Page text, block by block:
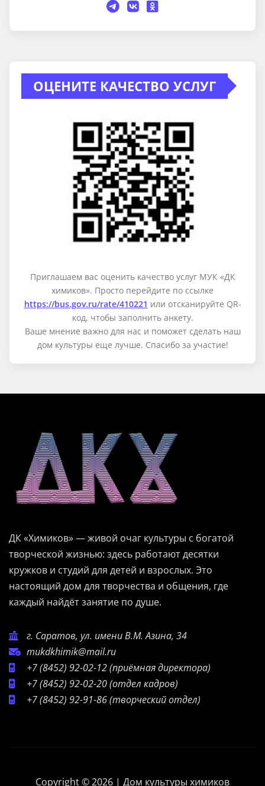
ОЦЕНИТЕ КАЧЕСТВО УСЛУГ
Приглашаем вас оценить качество услуг МУК «ДК
химиков». Просто перейдите по ссылке
https://bus.gov.ru/rate/410221 или отсканируйте QR-
код, чтобы заполнить анкету.
Ваше мнение важно для нас и поможет сделать наш
дом культуры еще лучше. Спасибо за участие!
ДК «Химиков» — живой очаг культуры с богатой
творческой жизнью: здесь работают десятки
кружков и студий для детей и взрослых. Это
настоящий дом для творчества и общения, где
каждый найдёт занятие по душе.
г. Саратов, ул. имени В.М. Азина, 34
mukdkhimik@mail.ru
+7 (8452) 92-02-12(приёмная директора)
+7 (8452) 92-02-20(отдел кадров)
+7 (8452) 92-91-86(творческий отдел)
Copyright © 2026 | Дом культуры химиков